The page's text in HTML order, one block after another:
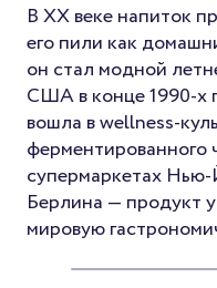
В XX веке напиток
его пили как
он стал модной
США в конце 1990-х
вошла в wellness-
ферментированного
супермаркетах
Берлина — продукт
мировую